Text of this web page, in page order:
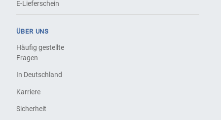
E-Lieferschein
ÜBER UNS
Häufig gestellte
Fragen
In Deutschland
Karriere
Sicherheit